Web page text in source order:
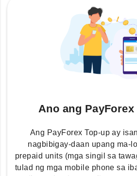
Ano ang PayForex
Ang PayForex Top-up ay
nagbibigay-daan upang ma-
prepaid units (mga singil sa
tulad ng mga mobile phone sa